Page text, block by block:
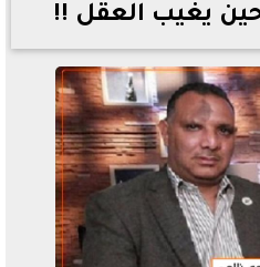
يغيب العقل !!